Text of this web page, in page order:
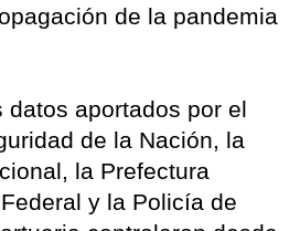
de la pandemia
datos aportados por el
de la Nación, la
la Prefectura
y la Policía de